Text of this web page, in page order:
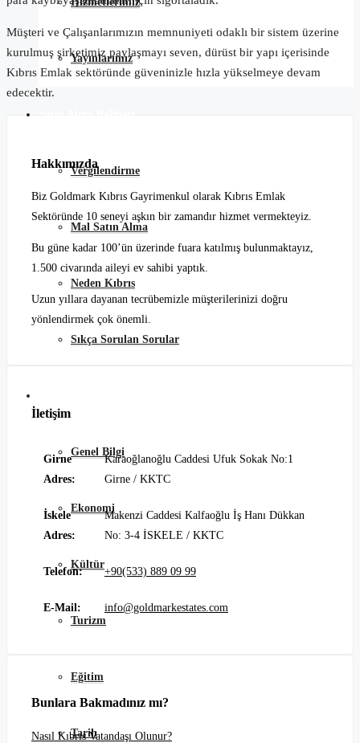
Yayınlarımız
Vergilendirme
Mal Satın Alma
Neden Kıbrıs
Sıkça Sorulan Sorular
Genel Bilgi
Ekonomi
Kültür
Turizm
Eğitim
Tarih
Müşteri ve Çalışanlarımızın memnuniyeti odaklı bir sistem üzerine
kurulmuş şirketimiz paylaşmayı seven, dürüst bir yapı içerisinde
Kıbrıs Emlak sektöründe güveninizle hızla yükselmeye devam
edecektir.
Hakkımızda
Biz Goldmark Kıbrıs Gayrimenkul olarak Kıbrıs Emlak
Sektöründe 10 seneyi aşkın bir zamandır hizmet vermekteyiz.
Bu güne kadar 100’ün üzerinde fuara katılmış bulunmaktayız,
1.500 civarında aileyi ev sahibi yaptık.
Uzun yıllara dayanan tecrübemizle müşterilerinizi doğru
yönlendirmek çok önemli.
İletişim
Girne
Adres:
Karaoğlanoğlu Caddesi Ufuk Sokak No:1
Girne / KKTC
İskele
Adres:
Makenzi Caddesi Kalfaoğlu İş Hanı Dükkan
No: 3-4 İSKELE / KKTC
Telefon: +90(533) 889 09 99
E-Mail: info@goldmarkestates.com
Bunlara Bakmadınız mı?
Nasıl Kıbrıs Vatandaşı Olunur?